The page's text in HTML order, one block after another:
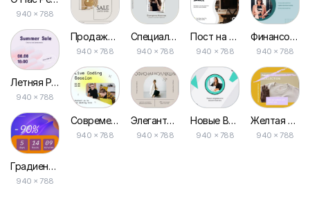
940 × 788
Летняя Распродажа Пост в Facebook
940 × 788
Градиентное Время Публикации в Facebook
940 × 788
Продажа Домашнего Декора Пост в Facebook
940 × 788
Современная Онлайн-встреча Пост в Facebook
940 × 788
Специалист по Рекламе и Маркетингу Facebook Post
940 × 788
Элегантная Стильная Офисная Одежда — Пост для Facebook
940 × 788
Пост на Facebook О Аренде Рабочего Пространства
940 × 788
Новые Возможности для Вашего Бизнеса Facebook Post
940 × 788
Финансовый Консультант Пост в Facebook
940 × 788
Желтая Новая Коллекция Промо Поста Facebook
940 × 788